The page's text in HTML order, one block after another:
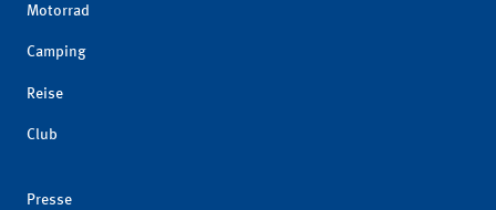
Motorrad
Camping
Reise
Club
Presse